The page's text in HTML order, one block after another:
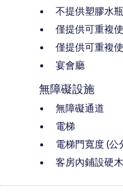
不提供塑膠水瓶
僅提供可重複
僅提供可重複
宴會廳
無障礙設施
無障礙通道
電梯
電梯門寬度 (公
客房內鋪設硬